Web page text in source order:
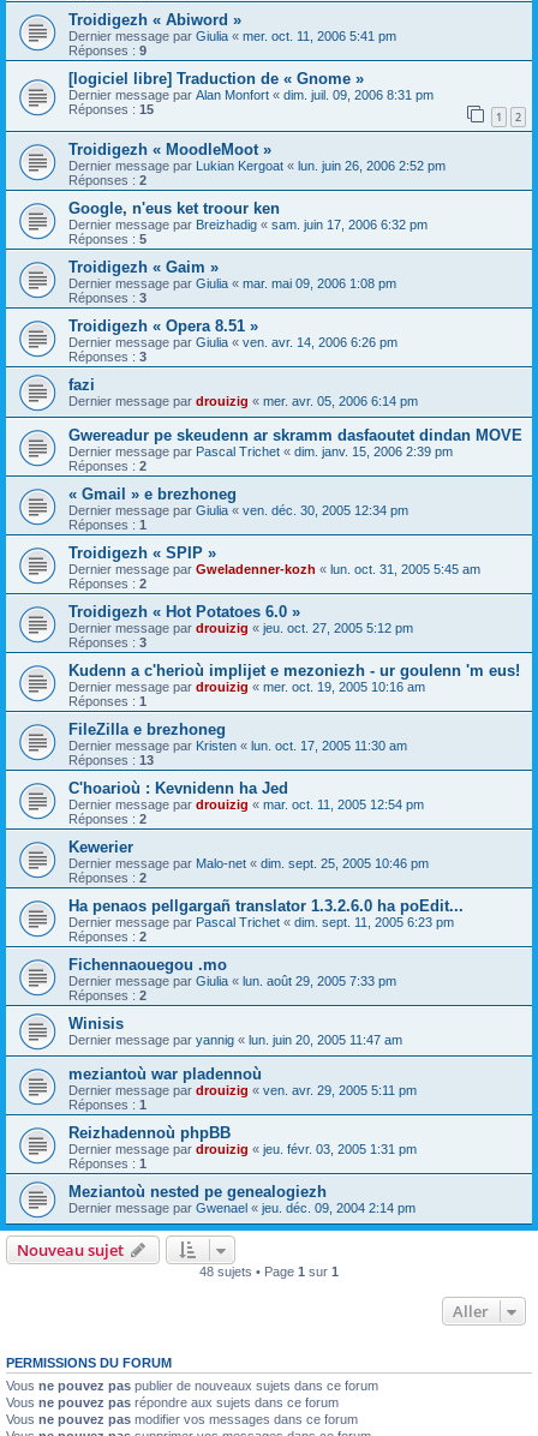
Troidigezh « Abiword »
Dernier message par Giulia « mer. oct. 11, 2006 5:41 pm
Réponses : 9
[logiciel libre] Traduction de « Gnome »
Dernier message par Alan Monfort « dim. juil. 09, 2006 8:31 pm
Réponses : 15 1 2
Troidigezh « MoodleMoot »
Dernier message par Lukian Kergoat « lun. juin 26, 2006 2:52 pm
Réponses : 2
Google, n'eus ket troour ken
Dernier message par Breizhadig « sam. juin 17, 2006 6:32 pm
Réponses : 5
Troidigezh « Gaim »
Dernier message par Giulia « mar. mai 09, 2006 1:08 pm
Réponses : 3
Troidigezh « Opera 8.51 »
Dernier message par Giulia « ven. avr. 14, 2006 6:26 pm
Réponses : 3
fazi
Dernier message par drouizig « mer. avr. 05, 2006 6:14 pm
Gwereadur pe skeudenn ar skramm dasfaoutet dindan MOVE
Dernier message par Pascal Trichet « dim. janv. 15, 2006 2:39 pm
Réponses : 2
« Gmail » e brezhoneg
Dernier message par Giulia « ven. déc. 30, 2005 12:34 pm
Réponses : 1
Troidigezh « SPIP »
Dernier message par Gweladenner-kozh « lun. oct. 31, 2005 5:45 am
Réponses : 2
Troidigezh « Hot Potatoes 6.0 »
Dernier message par drouizig « jeu. oct. 27, 2005 5:12 pm
Réponses : 3
Kudenn a c'herioù implijet e mezoniezh - ur goulenn 'm eus!
Dernier message par drouizig « mer. oct. 19, 2005 10:16 am
Réponses : 1
FileZilla e brezhoneg
Dernier message par Kristen « lun. oct. 17, 2005 11:30 am
Réponses : 13
C'hoarioù : Kevnidenn ha Jed
Dernier message par drouizig « mar. oct. 11, 2005 12:54 pm
Réponses : 2
Kewerier
Dernier message par Malo-net « dim. sept. 25, 2005 10:46 pm
Réponses : 2
Ha penaos pellgargañ translator 1.3.2.6.0 ha poEdit...
Dernier message par Pascal Trichet « dim. sept. 11, 2005 6:23 pm
Réponses : 2
Fichennaouegou .mo
Dernier message par Giulia « lun. août 29, 2005 7:33 pm
Réponses : 2
Winisis
Dernier message par yannig « lun. juin 20, 2005 11:47 am
meziantoù war pladennoù
Dernier message par drouizig « ven. avr. 29, 2005 5:11 pm
Réponses : 1
Reizhadennoù phpBB
Dernier message par drouizig « jeu. févr. 03, 2005 1:31 pm
Réponses : 1
Meziantoù nested pe genealogiezh
Dernier message par Gwenael « jeu. déc. 09, 2004 2:14 pm
Nouveau sujet
48 sujets • Page 1 sur 1
Aller
PERMISSIONS DU FORUM
Vous ne pouvez pas publier de nouveaux sujets dans ce forum
Vous ne pouvez pas répondre aux sujets dans ce forum
Vous ne pouvez pas modifier vos messages dans ce forum